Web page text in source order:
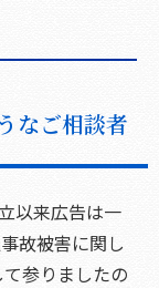
なご相談者
以来広告は一
故被害に関し
参りましたの